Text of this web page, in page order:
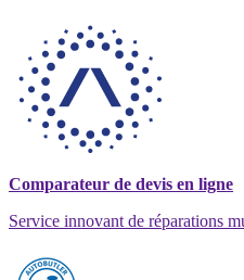
Comparateur de devis en ligne
Service innovant de réparations